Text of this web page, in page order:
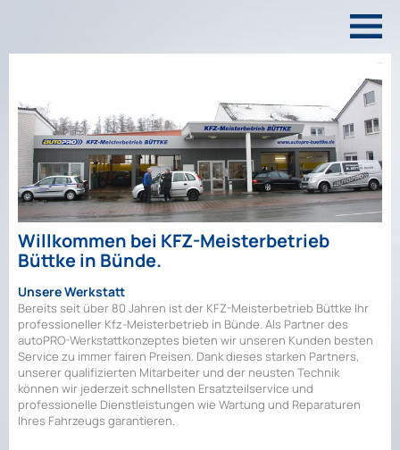
Willkommen bei KFZ-Meisterbetrieb
Büttke in Bünde.
Unsere Werkstatt
Bereits seit über 80 Jahren ist der KFZ-Meisterbetrieb Büttke Ihr
professioneller Kfz-Meisterbetrieb in Bünde. Als Partner des
autoPRO-Werkstattkonzeptes bieten wir unseren Kunden besten
Service zu immer fairen Preisen. Dank dieses starken Partners,
unserer qualifizierten Mitarbeiter und der neusten Technik
können wir jederzeit schnellsten Ersatzteilservice und
professionelle Dienstleistungen wie Wartung und Reparaturen
Ihres Fahrzeugs garantieren.